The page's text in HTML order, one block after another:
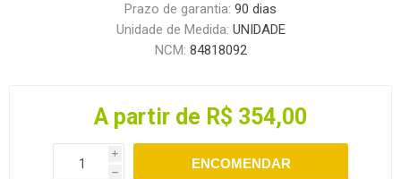
Prazo de garantia: 90 dias
Unidade de Medida: UNIDADE
NCM: 84818092
A partir de R$ 354,00
i
h
ENCOMENDAR